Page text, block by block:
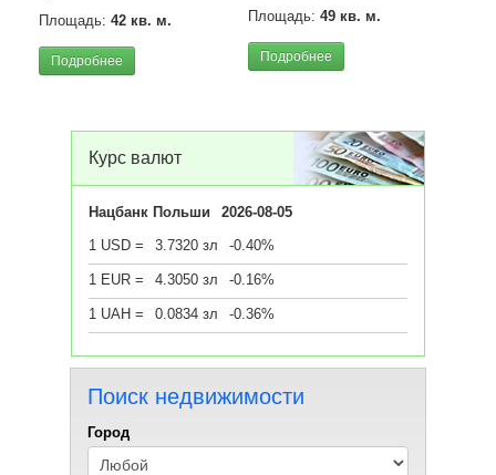
Площадь: 42 кв. м.
Подробнее
Площадь: 49 кв. м.
Подробнее
Курс валют
Нацбанк Польши
2026-08-05
1 USD =
3.7320 зл -0.40%
1 EUR = 4.3050 зл -0.16%
1 UAH = 0.0834 зл -0.36%
Поиск недвижимости
Город